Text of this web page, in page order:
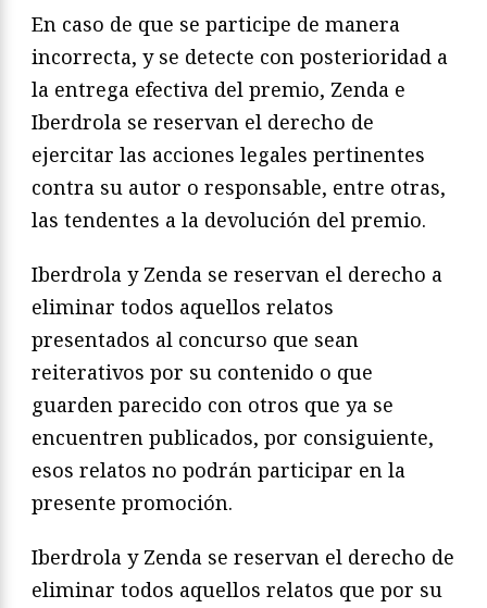
En caso de que se participe de manera
incorrecta, y se detecte con posterioridad a
la entrega efectiva del premio, Zenda e
Iberdrola se reservan el derecho de
ejercitar las acciones legales pertinentes
contra su autor o responsable, entre otras,
las tendentes a la devolución del premio.
Iberdrola y Zenda se reservan el derecho a
eliminar todos aquellos relatos
presentados al concurso que sean
reiterativos por su contenido o que
guarden parecido con otros que ya se
encuentren publicados, por consiguiente,
esos relatos no podrán participar en la
presente promoción.
Iberdrola y Zenda se reservan el derecho de
eliminar todos aquellos relatos que por su